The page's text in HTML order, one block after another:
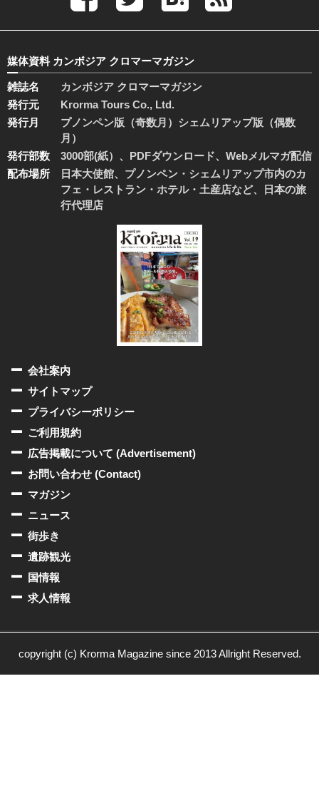
媒体資料 カンボジア クロマーマガジン
雑誌名
カンボジア クロマーマガジン
発行元
Krorma Tours Co., Ltd.
発行月
プノンペン版（奇数月）シェムリアップ版（偶数
月）
発行部数
3000部(紙）、PDFダウンロード、Webメルマガ配信
配布場所
日本大使館、プノンペン・シェムリアップ市内のカ
フェ・レストラン・ホテル・土産店など、日本の旅
行代理店
会社案内
サイトマップ
プライバシーポリシー
ご利用規約
広告掲載について (Advertisement)
お問い合わせ (Contact)
マガジン
ニュース
街歩き
遺跡観光
国情報
求人情報
copyright (c) Krorma Magazine since 2013 Allright Reserved.